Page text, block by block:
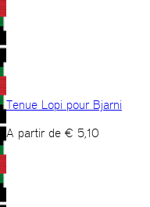
Tenue Lopi pour Bjarni
A partir de € 5,10